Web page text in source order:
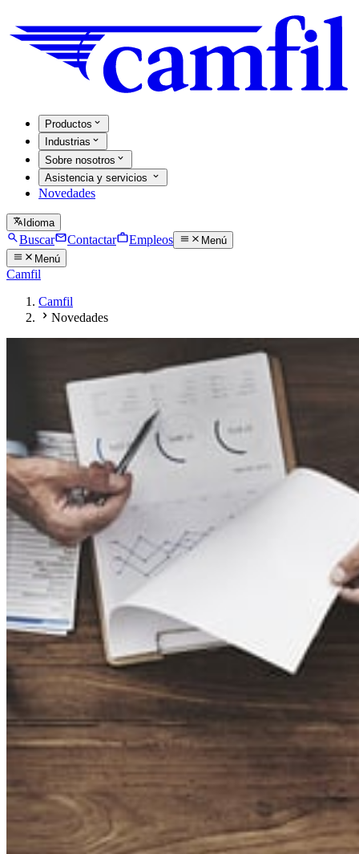
Productos
Industrias
Sobre nosotros
Asistencia y servicios
Novedades
Idioma
Buscar Contactar Empleos
Menú
Menú
Camfil
Camfil
Novedades